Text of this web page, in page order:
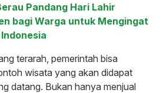
Pandang Hari Lahir
bagi Warga untuk Mengingat
terarah, pemerintah bisa
wisata yang akan didapat
datang. Bukan hanya menjual